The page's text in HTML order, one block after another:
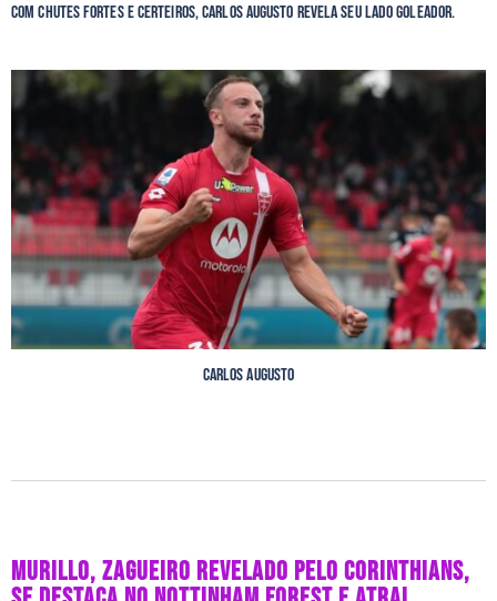
Com chutes fortes e certeiros, Carlos Augusto revela seu lado goleador.
Carlos Augusto
MURILLO, ZAGUEIRO REVELADO PELO CORINTHIANS,